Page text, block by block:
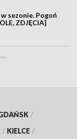
sezonie. Pogoń
ZDJĘCIA]
/
/ KIELCE /